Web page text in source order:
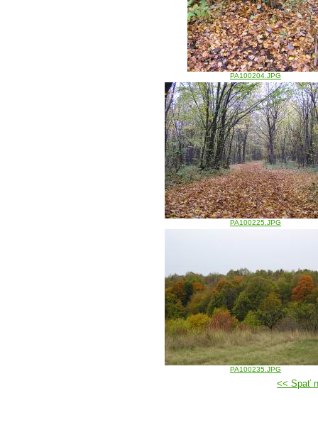
PA100204.JPG
PA100225.JPG
PA100235.JPG
<< Spať